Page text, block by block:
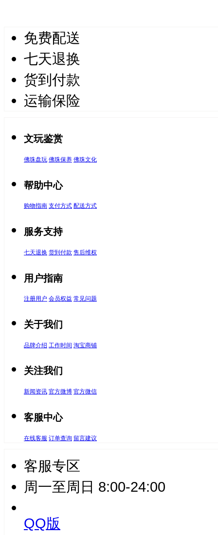
免费配送
七天退换
货到付款
运输保险
文玩鉴赏
佛珠盘玩 佛珠保养 佛珠文化
帮助中心
购物指南 支付方式 配送方式
服务支持
七天退换 货到付款 售后维权
用户指南
注册用户 会员权益 常见问题
关于我们
品牌介绍 工作时间 淘宝商铺
关注我们
新闻资讯 官方微博 官方微信
客服中心
在线客服 订单查询 留言建议
客服专区
周一至周日 8:00-24:00
QQ版